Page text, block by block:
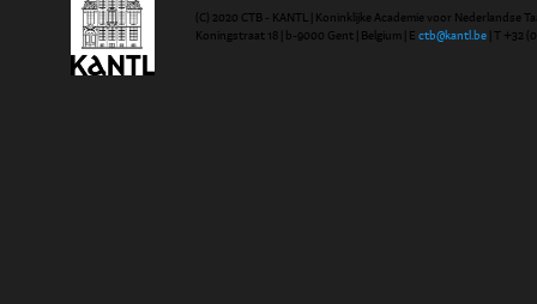
(C) 2020 CTB - KANTL | Koninklijke Academie voor Nederlandse
Koningstraat 18 | b-9000 Gent | Belgium | E ctb@kantl.be | T +32